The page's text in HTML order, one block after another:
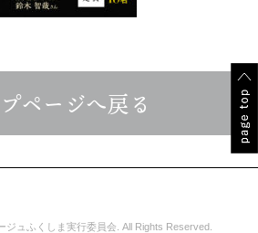
ページへ戻る
ジュふくしま実行委員会. All Rights Reserved.